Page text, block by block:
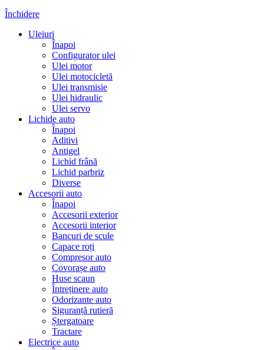
Închidere
Uleiuri
Înapoi
Configurator ulei
Ulei motor
Ulei motocicletă
Ulei transmisie
Ulei hidraulic
Ulei servo
Lichide auto
Înapoi
Aditivi
Antigel
Lichid frână
Lichid parbriz
Diverse
Accesorii auto
Înapoi
Accesorii exterior
Accesorii interior
Bancuri de scule
Capace roți
Compresor auto
Covorașe auto
Huse scaun
Întreținere auto
Odorizante auto
Siguranță rutieră
Ștergatoare
Tractare
Electrice auto